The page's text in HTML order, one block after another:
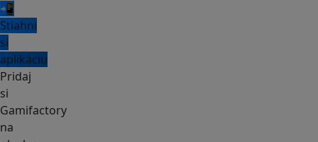
📲
Stiahni
si
aplikáciu
Pridaj
si
Gamifactory
na